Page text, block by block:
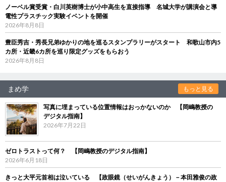
ノーベル賞受賞・白川英樹博士が小中高生を直接指導 名城大学が講演会と導
電性プラスチック実験イベントを開催
2026年8月8日
豊臣秀吉・秀長兄弟ゆかりの地を巡るスタンプラリーがスタート 和歌山市内5
カ所・近畿6カ所を巡り限定グッズをもらおう
2026年8月8日
まめ学 もっと見る
写真に埋まっている位置情報はおっかないのか 【岡嶋教授の
デジタル指南】
2026年7月22日
ゼロトラストって何？ 【岡嶋教授のデジタル指南】
2026年6月18日
きっと大平元首相は泣いている 【政眼鏡（せいがんきょう）－本田雅俊の政